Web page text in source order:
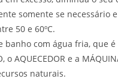
somente se necessário
50 e 60ºC.
banho com água fria, que é
o AQUECEDOR e a
naturais.